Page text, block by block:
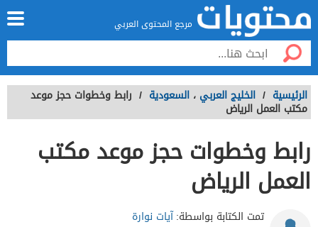
مرجع المحتوى العربي
الرئيسية / الخليج العربي ، السعودية / رابط وخطوات حجز موعد
مكتب العمل الرياض
رابط وخطوات حجز موعد مكتب
العمل الرياض
تمت الكتابة بواسطة:آيات نوارة